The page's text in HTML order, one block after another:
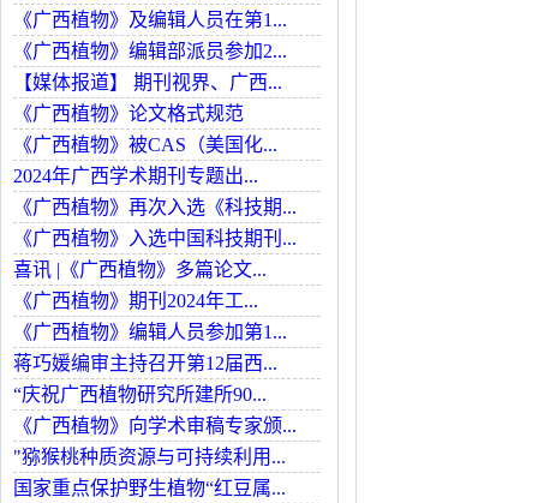
《广西植物》及编辑人员在第1...
《广西植物》编辑部派员参加2...
【媒体报道】 期刊视界、广西...
《广西植物》论文格式规范
《广西植物》被CAS（美国化...
2024年广西学术期刊专题出...
《广西植物》再次入选《科技期...
《广西植物》入选中国科技期刊...
喜讯 |《广西植物》多篇论文...
《广西植物》期刊2024年工...
《广西植物》编辑人员参加第1...
蒋巧媛编审主持召开第12届西...
“庆祝广西植物研究所建所90...
《广西植物》向学术审稿专家颁...
"猕猴桃种质资源与可持续利用...
国家重点保护野生植物“红豆属...